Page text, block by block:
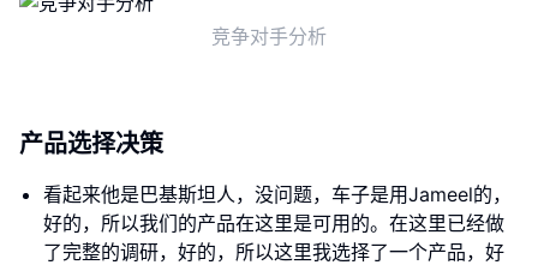
竞争对手分析
产品选择决策
看起来他是巴基斯坦人，没问题，车子是用Jameel的，
好的，所以我们的产品在这里是可用的。在这里已经做
了完整的调研，好的，所以这里我选择了一个产品，好